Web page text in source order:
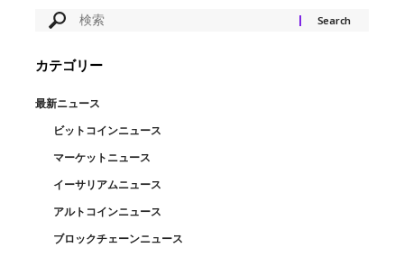
カテゴリー
最新ニュース
ビットコインニュース
マーケットニュース
イーサリアムニュース
アルトコインニュース
ブロックチェーンニュース